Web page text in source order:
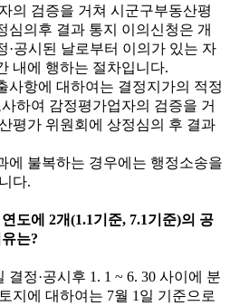
의 검증을 거쳐 시군구부동산평
심의후 결과 통지 이의신청은 개
·공시된 날로부터 이의가 있는 자
내에 행하는 절차입니다.
사항에 대하여는 결정지가의 적정
하여 감정평가업자의 검증을 거
평가 위원회에 상정심의 후 결과
에 불복하는 경우에는 행정소송을
다.
도에 2개(1.1기준, 7.1기준)의 공
는?
결정·공시후 1. 1 ~ 6. 30 사이에 분
지에 대하여는 7월 1일 기준으로